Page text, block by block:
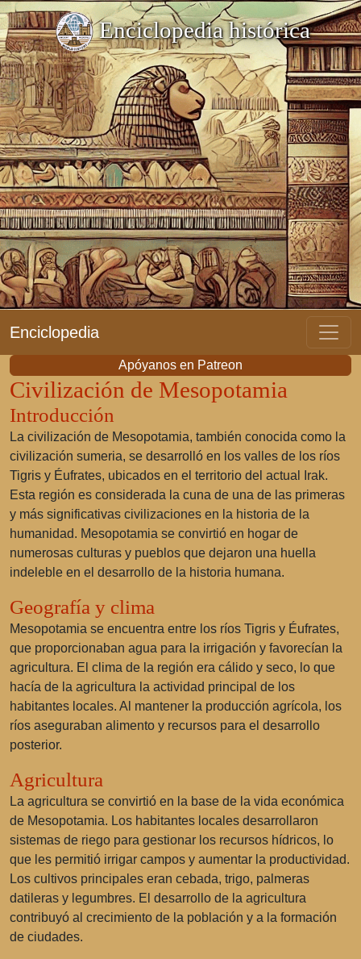
Enciclopedia histórica
Enciclopedia
Apóyanos en Patreon
Civilización de Mesopotamia
Introducción
La civilización de Mesopotamia, también conocida como la
civilización sumeria, se desarrolló en los valles de los ríos
Tigris y Éufrates, ubicados en el territorio del actual Irak.
Esta región es considerada la cuna de una de las primeras
y más significativas civilizaciones en la historia de la
humanidad. Mesopotamia se convirtió en hogar de
numerosas culturas y pueblos que dejaron una huella
indeleble en el desarrollo de la historia humana.
Geografía y clima
Mesopotamia se encuentra entre los ríos Tigris y Éufrates,
que proporcionaban agua para la irrigación y favorecían la
agricultura. El clima de la región era cálido y seco, lo que
hacía de la agricultura la actividad principal de los
habitantes locales. Al mantener la producción agrícola, los
ríos aseguraban alimento y recursos para el desarrollo
posterior.
Agricultura
La agricultura se convirtió en la base de la vida económica
de Mesopotamia. Los habitantes locales desarrollaron
sistemas de riego para gestionar los recursos hídricos, lo
que les permitió irrigar campos y aumentar la productividad.
Los cultivos principales eran cebada, trigo, palmeras
datileras y legumbres. El desarrollo de la agricultura
contribuyó al crecimiento de la población y a la formación
de ciudades.